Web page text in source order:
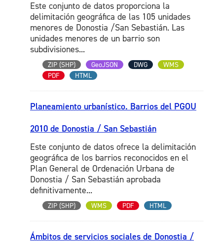
Este conjunto de datos proporciona la
delimitación geográfica de las 105 unidades
menores de Donostia /San Sebastián. Las
unidades menores de un barrio son
subdivisiones...
ZIP (SHP) GeoJSON DWG
WMS
PDF
HTML
Planeamiento urbanístico. Barrios del PGOU
2010 de Donostia / San Sebastián
Este conjunto de datos ofrece la delimitación
geográfica de los barrios reconocidos en el
Plan General de Ordenación Urbana de
Donostia / San Sebastián aprobada
definitivamente...
ZIP (SHP) WMS PDF HTML
Ámbitos de servicios sociales de Donostia /